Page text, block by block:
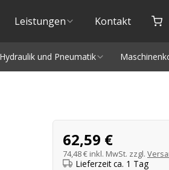
Leistungen Kontakt
Hydraulik und Pneumatik
62,59 €
74,48 € inkl. MwSt. zzgl.
Lieferzeit ca. 1 Tag